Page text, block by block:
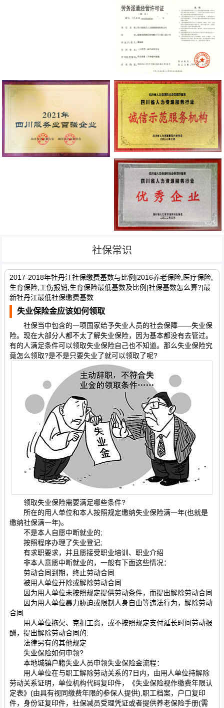
社保常识
2017-2018年牡丹江社保缴费基数与比例|2016养老保险,医疗保险,
生育保险,工伤报销,生育保险最低基数及比例|社保基数怎么算?|最
新牡丹江最低社保缴费基数
失业保险金应该如何领取
社保当中包含的一项国家给予失业人员的社会保障——失业保
险。现在大部分人都不太了解失业保险，因为基本都没有去管过。
有的人满足条件可以领取失业保险自己也不知道。那么失业保险究
竟怎么领取?是不是只要失业了就可以领取了呢?
领取失业保险需要满足哪些条件?
所在的用人单位和本人按照规定缴纳失业保险满一年(也就是
缴纳社保满一年)。
不是本人自愿中断就业的;
按照程序办理了失业登记;
有求职要求，并且愿接受职业培训、职业介绍
非本人意愿中断就业的，一般有下面这些情况：
劳动合同到期，终止劳动合同
被用人单位开除或解除劳动合同
因为用人单位未按照规定提供劳动条件，而提出解除劳动合同
因为用人单位暴力胁迫或限制人身自由等违法行为，解除劳动
合同
用人单位拖欠、克扣工资，或不按照规定支付延长时间劳动报
酬，提出解除劳动合同的;
法律另有的其他规定
失业保险如何申领?
本地城镇户籍失业人员申领失业保险金流程：
用人单位在与职工解除劳动关系的7日内，由用人单位持解除
劳动关系证明，单位机构代码复印件，《失业保险视作缴费年限认
定表》(由具有视同缴费年限的参保人提供),职工档案，户口复印
件，身份证复印件，社保减员受理凭证或者提供养老保险手册(需